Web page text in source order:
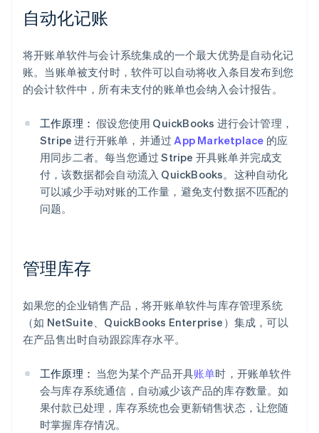
自动化记账
将开账单软件与会计系统集成的一个最大优势是自动化记
账。当账单被支付时，软件可以自动将收入条目发布到您
的会计软件中，所有未支付的账单也会纳入会计报告。
工作原理： 假设您使用 QuickBooks 进行会计管理，
Stripe 进行开账单，并通过App Marketplace 的应
用同步二者。每当您通过 Stripe 开具账单并完成支
付，该数据都会自动流入 QuickBooks。这种自动化
可以减少手动对账的工作量，避免支付数据不匹配的
问题。
管理库存
如果您的企业销售产品，将开账单软件与库存管理系统
（如 NetSuite、QuickBooks Enterprise）集成，可以
在产品售出时自动跟踪库存水平。
工作原理： 当您为某个产品开具账单时，开账单软件
会与库存系统通信，自动减少该产品的库存数量。如
果付款已处理，库存系统也会更新销售状态，让您随
时掌握库存情况。